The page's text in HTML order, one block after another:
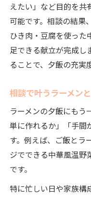
えたい」など目的を共
可能です。相談の結果
ひき肉・豆腐を使った
足できる献立が完成し
ることで、夕飯の充実
相談で叶うラーメン
ラーメンの夕飯にも
単に作れるか」「手間
す。例えば、ご飯とラ
ジでできる中華風温野
です。
特に忙しい日や家族構